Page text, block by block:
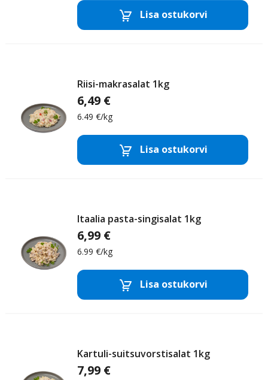
Majoneesisalatid
Lisa ostukorvi
Eemalda toode
Riisi-makrasalat 1kg
6,49 €
6.49 €/kg
Majoneesisalatid
Lisa ostukorvi
Eemalda toode
Itaalia pasta-singisalat 1kg
6,99 €
6.99 €/kg
Majoneesisalatid
Lisa ostukorvi
Eemalda toode
Kartuli-suitsuvorstisalat 1kg
7,99 €